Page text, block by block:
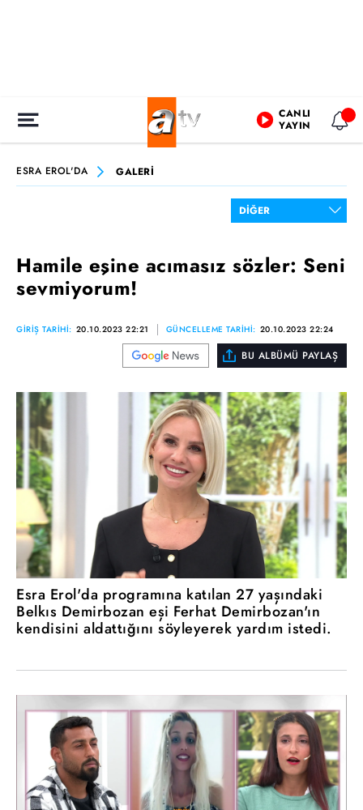
CANLI
YAYIN
ESRA EROL'DA GALERİ
Hamile eşine acımasız sözler: Seni
sevmiyorum!
GİRİŞ TARİHİ: 20.10.2023 22:21 GÜNCELLEME TARİHİ: 20.10.2023 22:24
BU ALBÜMÜ PAYLAŞ
Esra Erol'da programına katılan 27 yaşındaki
Belkıs Demirbozan eşi Ferhat Demirbozan'ın
kendisini aldattığını söyleyerek yardım istedi.